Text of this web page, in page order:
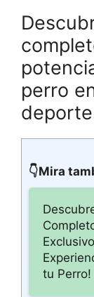
perro
👇Mira
tu Perro!